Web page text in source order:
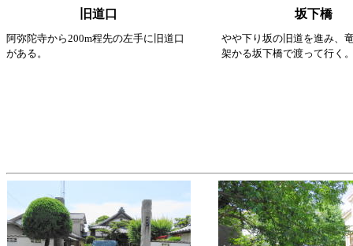
旧道口 坂下橋
阿弥陀寺から200m程先の左手に旧道口
がある。
やや下り坂の旧道を進み、
架かる坂下橋で渡って行く